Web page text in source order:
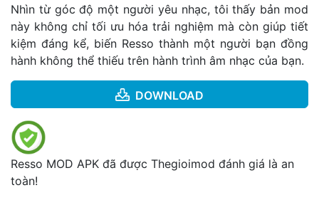
Nhìn từ góc độ một người yêu nhạc, tôi thấy bản mod
này không chỉ tối ưu hóa trải nghiệm mà còn giúp tiết
kiệm đáng kể, biến Resso thành một người bạn đồng
hành không thể thiếu trên hành trình âm nhạc của bạn.
DOWNLOAD
Resso MOD APK đã được Thegioimod đánh giá là an
toàn!